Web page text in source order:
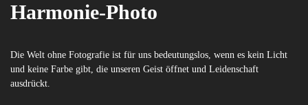
Harmonie-Photo
Die Welt ohne Fotografie ist für uns bedeutungslos, wenn es kein Licht
und keine Farbe gibt, die unseren Geist öffnet und Leidenschaft
ausdrückt.